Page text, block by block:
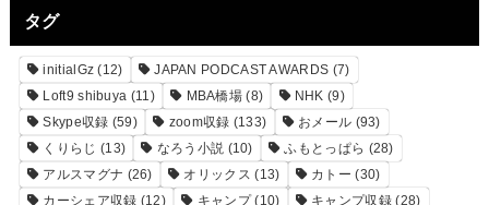
タグ
initialGz (12) JAPAN PODCAST AWARDS (7)
Loft9 shibuya (11) MBA橋場 (8) NHK (9)
Skype収録 (59) zoom収録 (133) おメール (93)
くりらじ (13) なろう小説 (10) ふもとっぱら (28)
アルスマグナ (26) オリックス (13) カトー (30)
カーシェア収録 (12) キャンプ(10) キャンプ収録(28)